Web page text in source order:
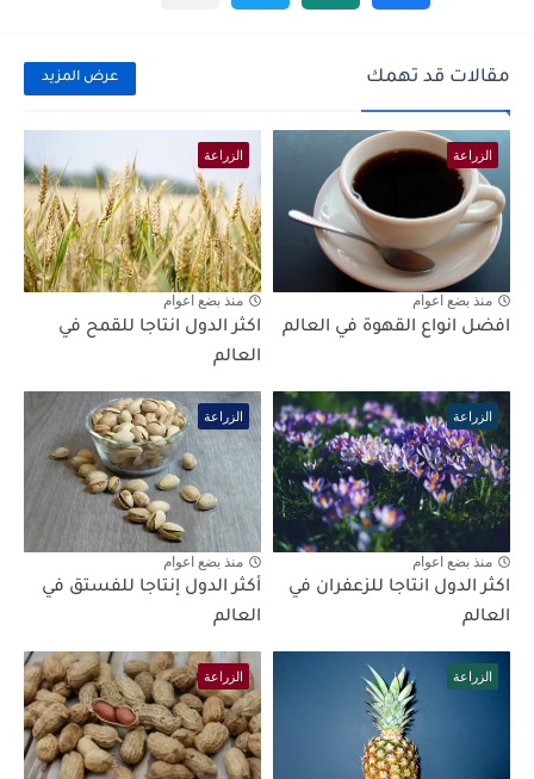
مقالات قد تهمك عرض المزيد
الزراعة
منذ بضع اعوام
افضل انواع القهوة في العالم
الزراعة
منذ بضع اعوام
اكثر الدول انتاجا للقمح في
العالم
الزراعة
منذ بضع اعوام
اكثر الدول انتاجا للزعفران في
العالم
الزراعة
منذ بضع اعوام
أكثر الدول إنتاجا للفستق في
العالم
الزراعة الزراعة